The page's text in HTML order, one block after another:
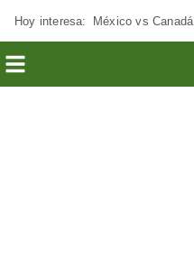
Hoy interesa: México vs Canadá